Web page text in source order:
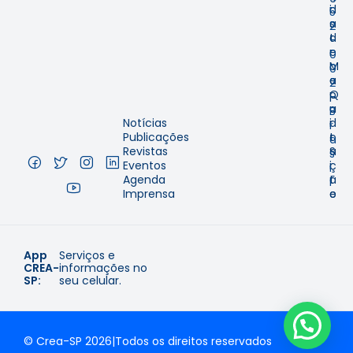
Notícias
Publicações
Revistas
Eventos
Agenda
Imprensa
i
s
t
r
o
e
Q
u
i
t
a
ç
ã
o
d
a
d
e
M
a
p
a
d
o
S
i
t
e
5
2
-
0
0
2
–
B
r
a
s
i
l
App
CREA-
SP:
Serviços e
informações no
seu celular.
© Crea-SP 2026|Todos os direitos reservados